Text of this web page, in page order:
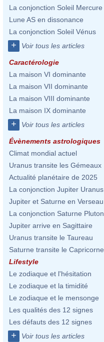
La conjonction Soleil Mercure
Lune AS en dissonance
La conjonction Soleil Vénus
+ Voir tous les articles
Caractérologie
La maison VI dominante
La maison VII dominante
La maison VIII dominante
La maison IX dominante
+ Voir tous les articles
Évènements astrologiques
Climat mondial actuel
Uranus transite les Gémeaux
Actualité planétaire de 2025
La conjonction Jupiter Uranus
Jupiter et Saturne en Verseau
La conjonction Saturne Pluton
Jupiter arrive en Sagittaire
Uranus transite le Taureau
Saturne transite le Capricorne
Lifestyle
Le zodiaque et l'hésitation
Le zodiaque et la timidité
Le zodiaque et le mensonge
Les qualités des 12 signes
Les défauts des 12 signes
+ Voir tous les articles